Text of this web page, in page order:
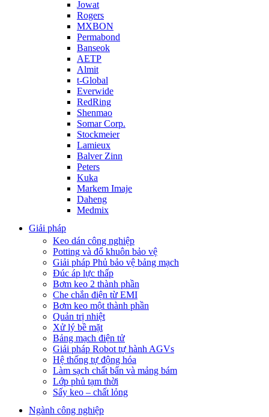
Jowat
Rogers
MXBON
Permabond
Banseok
AETP
Almit
t-Global
Everwide
RedRing
Shenmao
Somar Corp.
Stockmeier
Lamieux
Balver Zinn
Peters
Kuka
Markem Imaje
Daheng
Medmix
Giải pháp
Keo dán công nghiệp
Potting và đổ khuôn bảo vệ
Giải pháp Phủ bảo vệ bảng mạch
Đúc áp lực thấp
Bơm keo 2 thành phần
Che chắn điện từ EMI
Bơm keo một thành phần
Quản trị nhiệt
Xử lý bề mặt
Bảng mạch điện tử
Giải pháp Robot tự hành AGVs
Hệ thống tự động hóa
Làm sạch chất bẩn và mảng bám
Lớp phủ tạm thời
Sấy keo – chất lỏng
Ngành công nghiệp